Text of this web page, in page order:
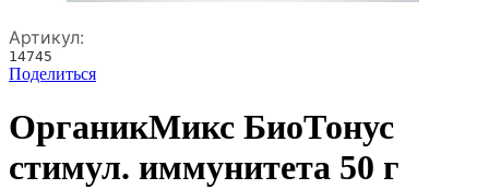
Артикул:
14745
Поделиться
ОрганикМикс БиоТонус
стимул. иммунитета 50 г